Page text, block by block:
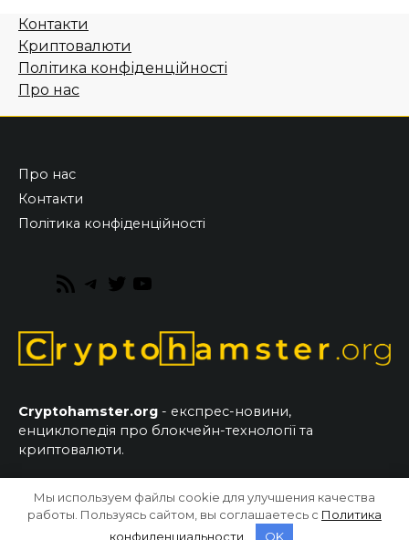
Контакти
Криптовалюти
Політика конфіденційності
Про нас
Про нас
Контакти
Політика конфіденційності
RSS
Telegram
Twitter
Cryptohamster.org - експрес-новини,
енциклопедія про блокчейн-технології та
криптовалюти.
© 2026 CryptoHamster.org
Мы используем файлы cookie для улучшения качества
работы. Пользуясь сайтом, вы соглашаетесь с Политика
конфиденциальности
OK